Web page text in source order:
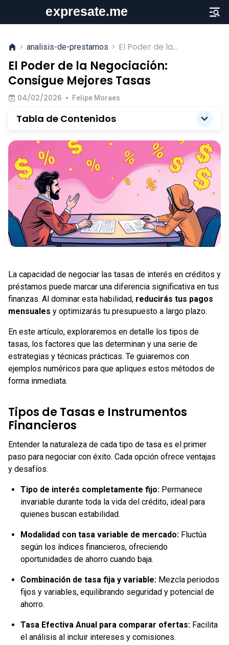
> analisis-de-prestamos > El Poder de la
Negociación: Consigue
Mejores Tasas
El Poder de la Negociación:
Consigue Mejores Tasas
04/02/2026 • Felipe Moraes
Tabla de Contenidos
La capacidad de negociar las tasas de interés en créditos y
préstamos puede marcar una diferencia significativa en tus
finanzas. Al dominar esta habilidad, reducirás tus pagos
mensuales y optimizarás tu presupuesto a largo plazo.
En este artículo, exploraremos en detalle los tipos de
tasas, los factores que las determinan y una serie de
estrategias y técnicas prácticas. Te guiaremos con
ejemplos numéricos para que apliques estos métodos de
forma inmediata.
Tipos de Tasas e Instrumentos
Financieros
Entender la naturaleza de cada tipo de tasa es el primer
paso para negociar con éxito. Cada opción ofrece ventajas
y desafíos.
Tipo de interés completamente fijo: Permanece
invariable durante toda la vida del crédito, ideal para
quienes buscan estabilidad.
Modalidad con tasa variable de mercado: Fluctúa
según los índices financieros, ofreciendo
oportunidades de ahorro cuando baja.
Combinación de tasa fija y variable: Mezcla periodos
fijos y variables, equilibrando seguridad y potencial de
ahorro.
Tasa Efectiva Anual para comparar ofertas: Facilita
el análisis al incluir intereses y comisiones.